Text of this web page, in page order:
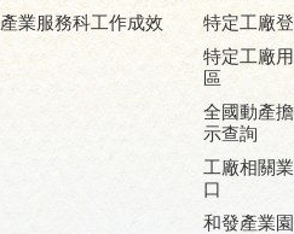
產業服務科工作成效
特定工廠
特定工廠
區
全國動產
示查詢
工廠相關
口
和發產業